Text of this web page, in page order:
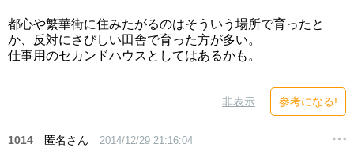
都心や繁華街に住みたがるのはそういう場所で育ったと
か、反対にさびしい田舎で育った方が多い。
仕事用のセカンドハウスとしてはあるかも。
非表示 参考になる!
1014 匿名さん 2014/12/29 21:16:04